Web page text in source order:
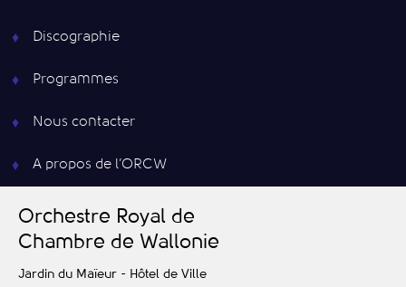
Discographie
Programmes
Nous contacter
A propos de l’ORCW
Orchestre Royal de
Chambre de Wallonie
Jardin du Maïeur - Hôtel de Ville